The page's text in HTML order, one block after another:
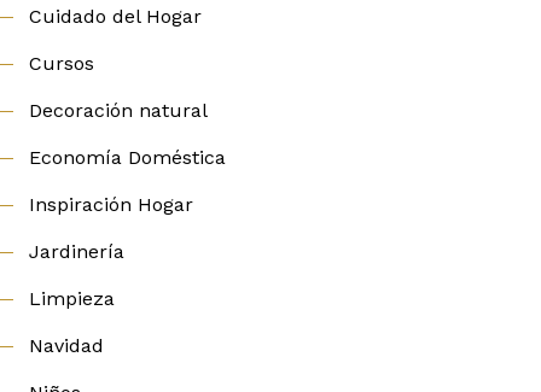
Cuidado del Hogar
Cursos
Decoración natural
Economía Doméstica
Inspiración Hogar
Jardinería
Limpieza
Navidad